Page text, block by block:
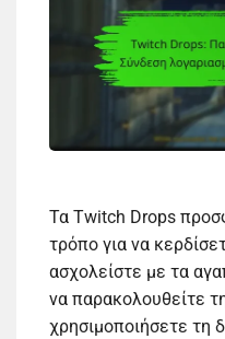
Τα Twitch Drops
τρόπο για να
ασχολείστε με τα
να παρακολουθείτε
χρησιμοποιήσετε τη